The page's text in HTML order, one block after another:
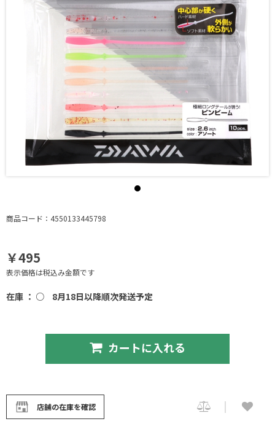
商品コード：4550133445798
￥495
表示価格は税込み金額です
在庫 ： ○ 8月18日以降順次発送予定
カートに入れる
店舗の在庫を確認